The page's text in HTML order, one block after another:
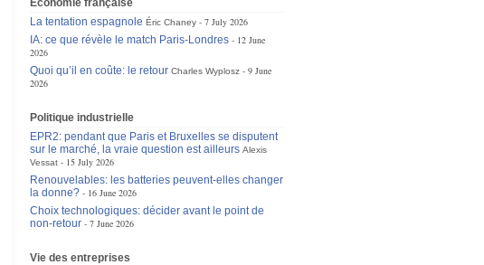
Économie française
La tentation espagnole Éric Chaney
7 July 2026
IA: ce que révèle le match Paris-Londres
12 June
2026
Quoi qu’il en coûte: le retour Charles Wyplosz
9 June
2026
Politique industrielle
EPR2: pendant que Paris et Bruxelles se disputent
sur le marché, la vraie question est ailleurs Alexis
Vessat
15 July 2026
Renouvelables: les batteries peuvent-elles changer
la donne?
16 June 2026
Choix technologiques: décider avant le point de
non-retour
7 June 2026
Vie des entreprises